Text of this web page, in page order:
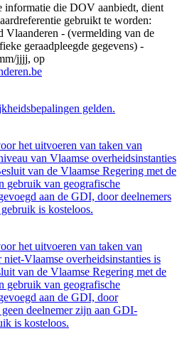
informatie die DOV aanbiedt, dient
gebruikt te worden:
Vlaanderen - (vermelding van de
geraadpleegde gegevens) -
jjjj, op
gelden.
het uitvoeren van taken van
van Vlaamse overheidsinstanties
van de Vlaamse Regering met de
gebruik van geografische
aan de GDI, door deelnemers
is kosteloos.
het uitvoeren van taken van
niet-Vlaamse overheidsinstanties is
van de Vlaamse Regering met de
gebruik van geografische
aan de GDI, door
deelnemer zijn aan GDI-
is kosteloos.